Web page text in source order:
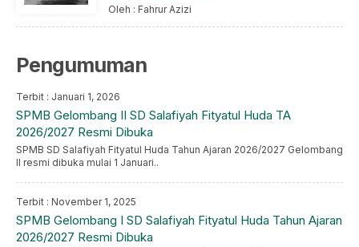
Oleh : Fahrur Azizi
Pengumuman
Terbit : Januari 1, 2026
SPMB Gelombang II SD Salafiyah Fityatul Huda TA
2026/2027 Resmi Dibuka
SPMB SD Salafiyah Fityatul Huda Tahun Ajaran 2026/2027 Gelombang
II resmi dibuka mulai 1 Januari..
Terbit : November 1, 2025
SPMB Gelombang I SD Salafiyah Fityatul Huda Tahun Ajaran
2026/2027 Resmi Dibuka